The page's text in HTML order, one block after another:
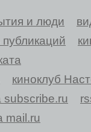
и люди
киноклуб
subscribe.ru
mail.ru